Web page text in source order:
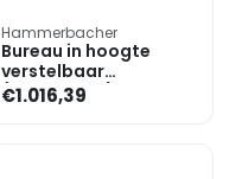
Hammerbacher
Bureau in hoogte
verstelbaar
(handmatig) incl.
dressoir »Alicante«
€1.016,39